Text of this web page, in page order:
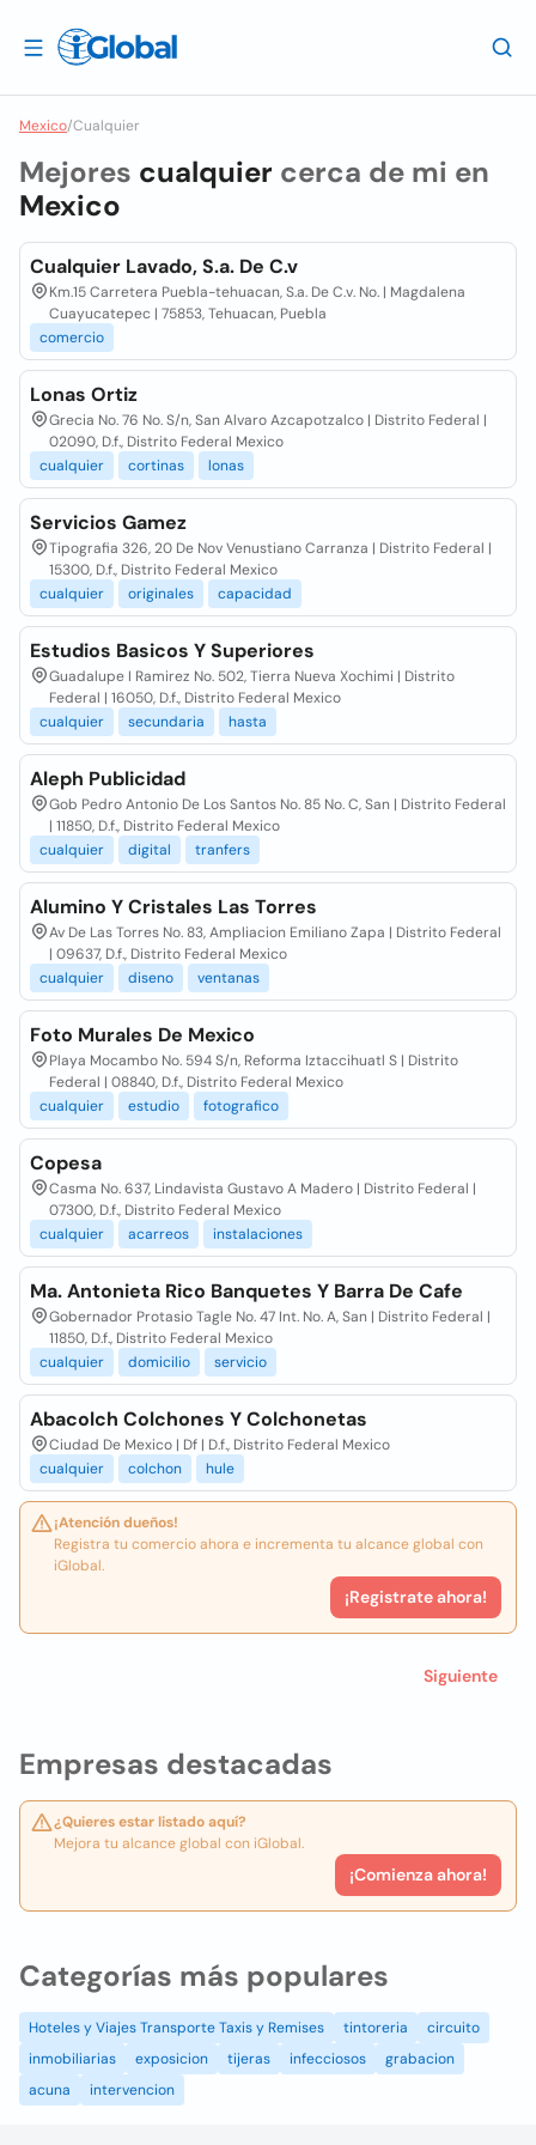
Mexico/Cualquier
Empresas destacadas
¿Quieres estar listado aquí?
Mejora tu alcance global con iGlobal.
¡Comienza ahora!
Mejores cualquier cerca de mi en
Mexico
Cualquier Lavado, S.a. De C.v
Km.15 Carretera Puebla-tehuacan, S.a. De C.v. No. | Magdalena
Cuayucatepec | 75853, Tehuacan, Puebla
comercio
Lonas Ortiz
Grecia No. 76 No. S/n, San Alvaro Azcapotzalco | Distrito Federal |
02090, D.f., Distrito Federal Mexico
cualquier
cortinas lonas
Servicios Gamez
Tipografia 326, 20 De Nov Venustiano Carranza | Distrito Federal |
15300, D.f., Distrito Federal Mexico
cualquier
originales capacidad
Estudios Basicos Y Superiores
Guadalupe I Ramirez No. 502, Tierra Nueva Xochimi | Distrito
Federal | 16050, D.f., Distrito Federal Mexico
cualquier
secundaria hasta
Aleph Publicidad
Gob Pedro Antonio De Los Santos No. 85 No. C, San | Distrito Federal
| 11850, D.f., Distrito Federal Mexico
cualquier
digital tranfers
Alumino Y Cristales Las Torres
Av De Las Torres No. 83, Ampliacion Emiliano Zapa | Distrito Federal
| 09637, D.f., Distrito Federal Mexico
cualquier
diseno ventanas
Foto Murales De Mexico
Playa Mocambo No. 594 S/n, Reforma Iztaccihuatl S | Distrito
Federal | 08840, D.f., Distrito Federal Mexico
cualquier
estudio fotografico
Copesa
Casma No. 637, Lindavista Gustavo A Madero | Distrito Federal |
07300, D.f., Distrito Federal Mexico
cualquier
acarreos instalaciones
Ma. Antonieta Rico Banquetes Y Barra De Cafe
Gobernador Protasio Tagle No. 47 Int. No. A, San | Distrito Federal |
11850, D.f., Distrito Federal Mexico
cualquier
domicilio servicio
Abacolch Colchones Y Colchonetas
Ciudad De Mexico | Df | D.f., Distrito Federal Mexico
cualquier
colchon hule
¡Atención dueños!
Registra tu comercio ahora e incrementa tu alcance global con
iGlobal.
¡Registrate ahora!
Siguiente
Categorías más populares
Hoteles y Viajes Transporte Taxis y Remises tintoreria
circuito
inmobiliarias
exposicion tijeras infecciosos
grabacion
acuna
intervencion